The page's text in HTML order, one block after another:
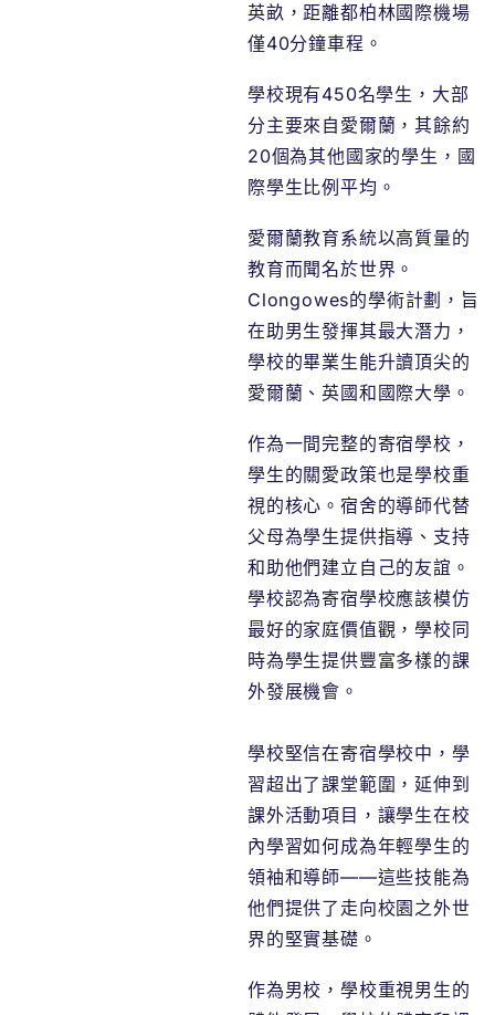
英畝，距離都柏林國際機場
僅40分鐘車程。
學校現有450名學生，大部
分主要來自愛爾蘭，其餘約
20個為其他國家的學生，國
際學生比例平均。
愛爾蘭教育系統以高質量的
教育而聞名於世界。
Clongowes的學術計劃，旨
在助男生發揮其最大潛力，
學校的畢業生能升讀頂尖的
愛爾蘭、英國和國際大學。
作為一間完整的寄宿學校，
學生的關愛政策也是學校重
視的核心。宿舍的導師代替
父母為學生提供指導、支持
和助他們建立自己的友誼。
學校認為寄宿學校應該模仿
最好的家庭價值觀，學校同
時為學生提供豐富多樣的課
外發展機會。
學校堅信在寄宿學校中，學
習超出了課堂範圍，延伸到
課外活動項目，讓學生在校
內學習如何成為年輕學生的
領袖和導師——這些技能為
他們提供了走向校園之外世
界的堅實基礎。
作為男校，學校重視男生的